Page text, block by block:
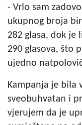
- Vrlo sam
ukupnog broja
282 glasa, dok je
290 glasova, što
ujedno
Kampanja je bila
sveobuhvatan i
vjerujem da je